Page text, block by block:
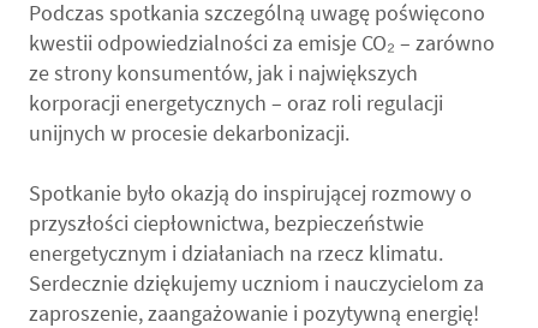
Podczas spotkania szczególną uwagę poświęcono
kwestii odpowiedzialności za emisje CO₂ – zarówno
ze strony konsumentów, jak i największych
korporacji energetycznych – oraz roli regulacji
unijnych w procesie dekarbonizacji.
Spotkanie było okazją do inspirującej rozmowy o
przyszłości ciepłownictwa, bezpieczeństwie
energetycznym i działaniach na rzecz klimatu.
Serdecznie dziękujemy uczniom i nauczycielom za
zaproszenie, zaangażowanie i pozytywną energię!